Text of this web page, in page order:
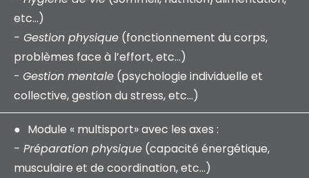
etc…)
- Gestion physique (fonctionnement du corps,
problèmes face à l’effort, etc…)
- Gestion mentale (psychologie individuelle et
collective, gestion du stress, etc…)
Module « multisport» avec les axes :
- Préparation physique (capacité énergétique,
musculaire et de coordination, etc…)